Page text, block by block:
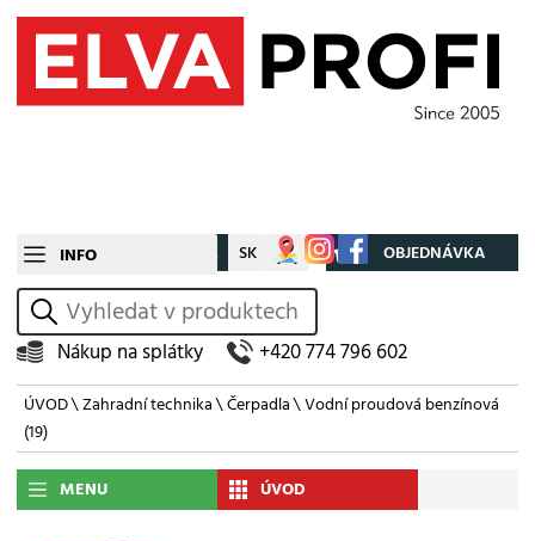
INFO CZ SK Můj účet OBJEDNÁVKA
vyhledat
Nákup na splátky +420 774 796 602
ÚVOD\Zahradní technika\Čerpadla\Vodní proudová benzínová
(19)
MENU ÚVOD